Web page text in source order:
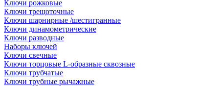
Ключи рожковые
Ключи трещоточные
Ключи шарнирные /шестигранные
Ключи динамометрические
Ключи разводные
Наборы ключей
Ключи свечные
Ключи торцовые L-образные сквозные
Ключи трубчатые
Ключи трубные рычажные